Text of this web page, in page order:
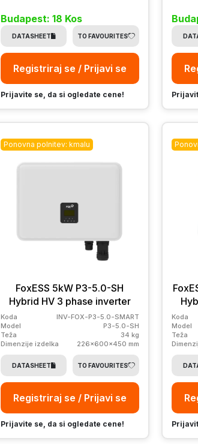
Budapest: 18 Kos
DATASHEET TO FAVOURITES
Registriraj se / Prijavi se
Prijavite se, da si ogledate cene!
Ponovna polnitev: kmalu
FoxESS 5kW P3-5.0-SH
Hybrid HV 3 phase inverter
Koda
INV-FOX-P3-5.0-SMART
Model
P3-5.0-SH
Teža
34 kg
Dimenzije izdelka
226x600x450 mm
DATASHEET TO FAVOURITES
Registriraj se / Prijavi se
Prijavite se, da si ogledate cene!
Koda
Model
Teža